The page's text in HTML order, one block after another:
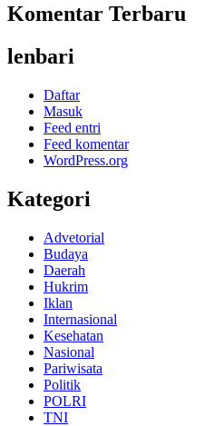
Komentar Terbaru
lenbari
Daftar
Masuk
Feed entri
Feed komentar
WordPress.org
Kategori
Advetorial
Budaya
Daerah
Hukrim
Iklan
Internasional
Kesehatan
Nasional
Pariwisata
Politik
POLRI
TNI